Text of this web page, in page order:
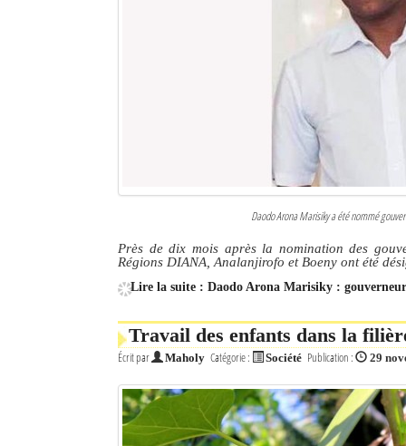
Daodo Arona Marisiky a été nommé
Près de dix mois après la nomination des
Régions DIANA, Analanjirofo et Boeny ont été
Lire la suite : Daodo Arona Marisiky :
Travail des enfants dans la
Écrit par Maholy Catégorie : Société Publication : 29